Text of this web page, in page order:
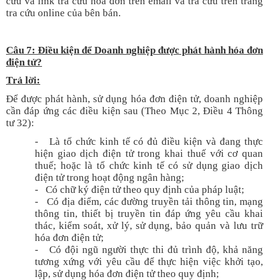
tra cứu online của bên bán.
Câu 7: Điều kiện để Doanh nghiệp được phát hành hóa đơn
điện tử?
Trả lời:
Để được phát hành, sử dụng hóa đơn điện tử, doanh nghiệp
cần đáp ứng các điều kiện sau (Theo Mục 2, Điều 4 Thông
tư 32):
- Là tổ chức kinh tế có đủ điều kiện và đang thực
hiện giao dịch điện tử trong khai thuế với cơ quan
thuế; hoặc là tổ chức kinh tế có sử dụng giao dịch
điện tử trong hoạt động ngân hàng;
- Có chữ ký điện tử theo quy định của pháp luật;
- Có địa điểm, các đường truyền tải thông tin, mạng
thông tin, thiết bị truyền tin đáp ứng yêu cầu khai
thác, kiểm soát, xử lý, sử dụng, bảo quản và lưu trữ
hóa đơn điện tử;
- Có đội ngũ người thực thi đủ trình độ, khả năng
tương xứng với yêu cầu để thực hiện việc khởi tạo,
lập, sử dụng hóa đơn điện tử theo quy định;